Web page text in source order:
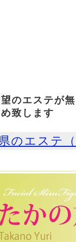
望のエステが
致します
のエステ